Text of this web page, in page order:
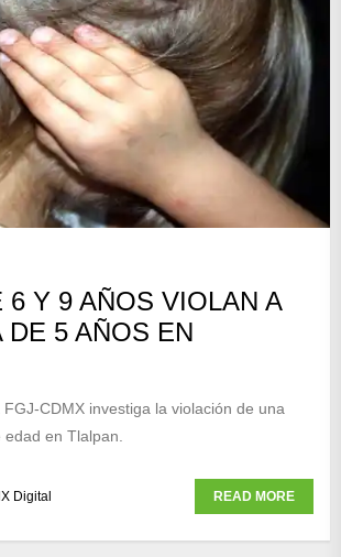
6 Y 9 AÑOS VIOLAN A
DE 5 AÑOS EN
CDMX investiga la violación de una
edad en Tlalpan.
Digital READ MORE